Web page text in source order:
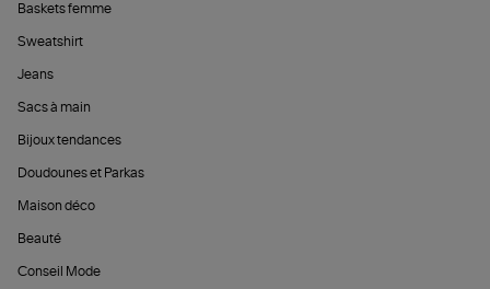
Baskets femme
Sweatshirt
Jeans
Sacs à main
Bijoux tendances
Doudounes et Parkas
Maison déco
Beauté
Conseil Mode